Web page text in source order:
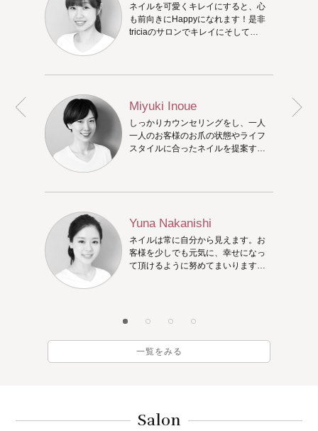
ネイルを可愛くキレイにすると、心
も前向きにHappyになれます！是非
triciaのサロンでキレイにそして
Miyuki Inoue
しっかりカウンセリングをし、一人
一人のお客様のお爪の状態やライフ
スタイルに合ったネイルを提案する
Yuna Nakanishi
ネイルは常に自分から見えます。お
客様を少しでも元気に、幸せになっ
て頂けるように努めてまいります。
一覧をみる
Salon